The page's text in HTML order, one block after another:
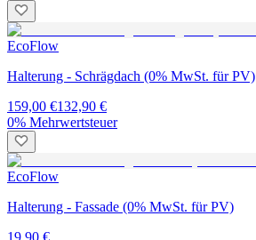
EcoFlow
Halterung - Schrägdach (0% MwSt. für PV)
159,00 €132,90 €
0% Mehrwertsteuer
EcoFlow
Halterung - Fassade (0% MwSt. für PV)
19,90 €